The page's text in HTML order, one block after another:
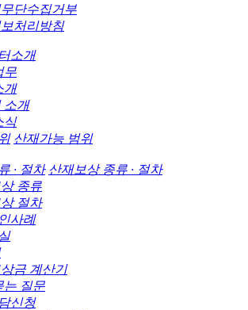
단수집거부
처리방침
소개
무
개
소개
식
산재가능 범위
· 절차 산재보상 종류 · 절차
종류
절차
사례
금 계산기
는 질문
신청